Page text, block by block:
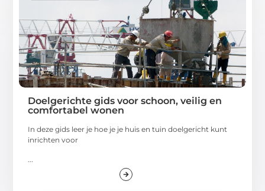
Doelgerichte gids voor schoon, veilig en
comfortabel wonen
In deze gids leer je hoe je je huis en tuin doelgericht kunt
inrichten voor